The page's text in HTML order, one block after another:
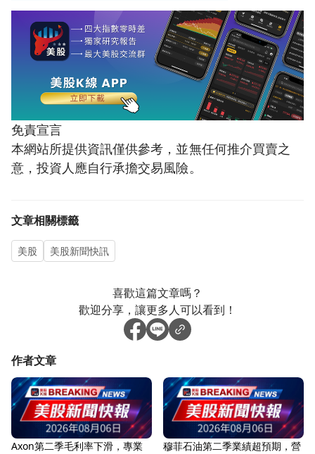
免責宣言
本網站所提供資訊僅供參考，並無任何推介買賣之
意，投資人應自行承擔交易風險。
文章相關標籤
美股 美股新聞快訊
喜歡這篇文章嗎？
歡迎分享，讓更多人可以看到！
作者文章
Axon第二季毛利率下滑，專業
穆菲石油第二季業績超預期，營